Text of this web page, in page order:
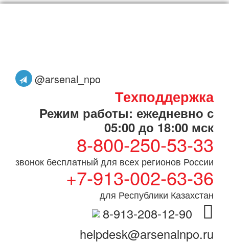
@arsenal_npo
Техподдержка
Режим работы: ежедневно с
05:00 до 18:00 мск
8-800-250-53-33
звонок бесплатный для всех регионов России
+7-913-002-63-36
для Республики Казахстан
8-913-208-12-90
helpdesk@arsenalnpo.ru